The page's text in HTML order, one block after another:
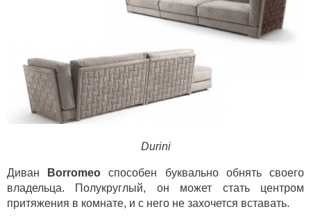
Durini
Диван Borromeoспособен буквально обнять своего
владельца. Полукруглый, он может стать центром
притяжения в комнате, и с него не захочется вставать.